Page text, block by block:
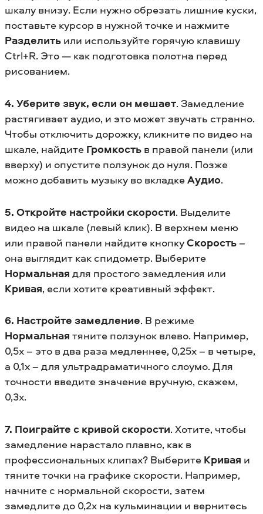
шкалу внизу. Если нужно обрезать лишние куски,
поставьте курсор в нужной точке и нажмите
Разделить или используйте горячую клавишу
Ctrl+R. Это — как подготовка полотна перед
рисованием.
4. Уберите звук, если он мешает. Замедление
растягивает аудио, и это может звучать странно.
Чтобы отключить дорожку, кликните по видео на
шкале, найдите Громкость в правой панели (или
вверху) и опустите ползунок до нуля. Позже
можно добавить музыку во вкладкеАудио.
5. Откройте настройки скорости. Выделите
видео на шкале (левый клик). В верхнем меню
или правой панели найдите кнопкуСкорость–
она выглядит как спидометр. Выберите
Нормальная для простого замедления или
Кривая, если хотите креативный эффект.
6. Настройте замедление. В режиме
Нормальная тяните ползунок влево. Например,
0,5x – это в два раза медленнее, 0,25x – в четыре,
а 0,1x – для ультрадраматичного слоумо. Для
точности введите значение вручную, скажем,
0,3x.
7. Поиграйте с кривой скорости. Хотите, чтобы
замедление нарастало плавно, как в
профессиональных клипах? Выберите Кривая и
тяните точки на графике скорости. Например,
начните с нормальной скорости, затем
замедлите до 0,2x на кульминации и вернитесь